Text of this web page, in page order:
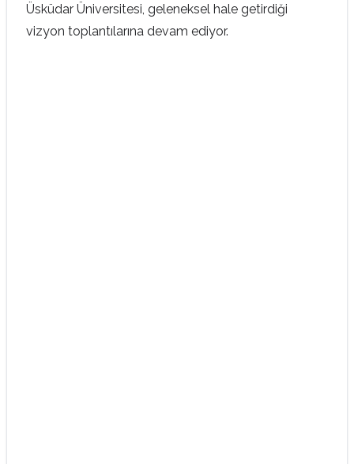
Üsküdar Üniversitesi, geleneksel hale getirdiği
vizyon toplantılarına devam ediyor.